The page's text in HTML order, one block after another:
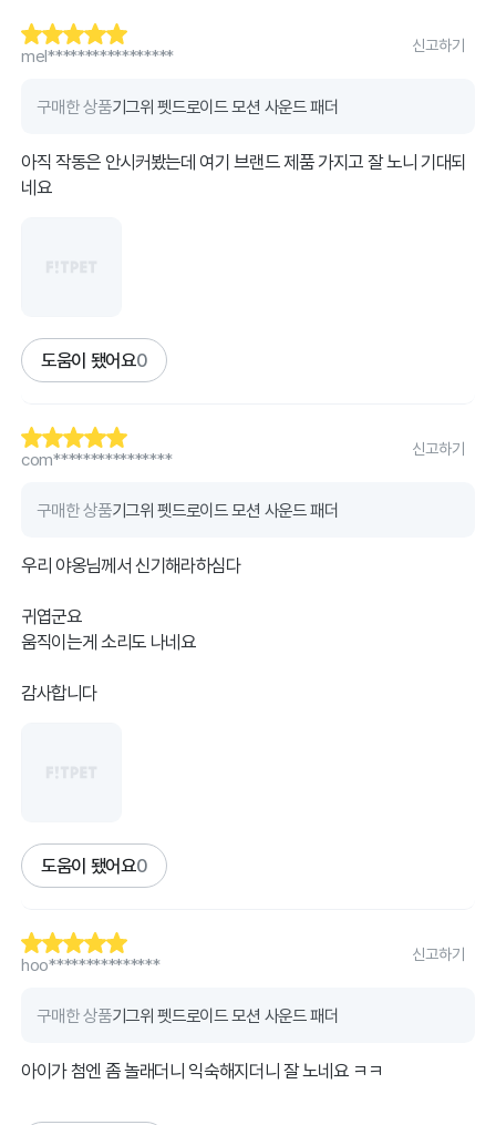
mel*****************
신고하기
구매한 상품기그위 펫드로이드 모션 사운드 패더
아직 작동은 안시커봤는데 여기 브랜드 제품 가지고 잘 노니 기대되
네요
도움이 됐어요0
com****************
신고하기
구매한 상품기그위 펫드로이드 모션 사운드 패더
우리 야옹님께서 신기해라하심다
귀엽군요
움직이는게 소리도 나네요
감사합니다
도움이 됐어요0
hoo***************
신고하기
구매한 상품기그위 펫드로이드 모션 사운드 패더
아이가 첨엔 좀 놀래더니 익숙해지더니 잘 노네요 ㅋㅋ